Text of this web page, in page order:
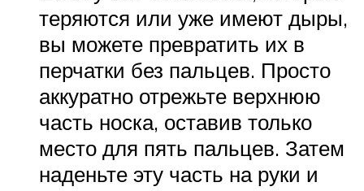
теряются или уже имеют дыры,
вы можете превратить их в
перчатки без пальцев. Просто
аккуратно отрежьте верхнюю
часть носка, оставив только
место для пять пальцев. Затем
наденьте эту часть на руки и